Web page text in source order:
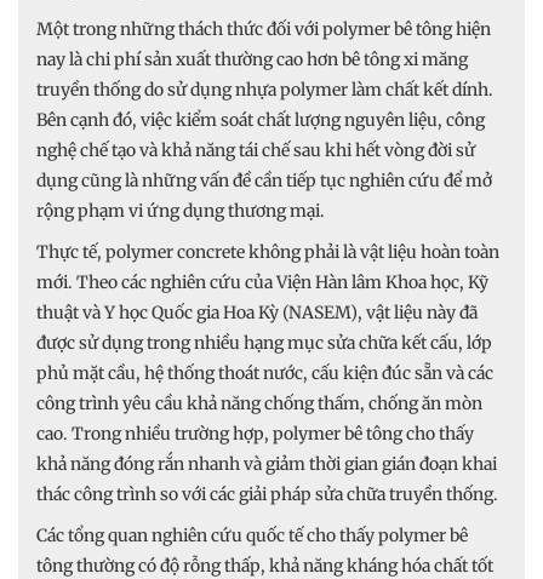
Một trong những thách thức đối với polymer bê tông hiện
nay là chi phí sản xuất thường cao hơn bê tông xi măng
truyền thống do sử dụng nhựa polymer làm chất kết dính.
Bên cạnh đó, việc kiểm soát chất lượng nguyên liệu, công
nghệ chế tạo và khả năng tái chế sau khi hết vòng đời sử
dụng cũng là những vấn đề cần tiếp tục nghiên cứu để mở
rộng phạm vi ứng dụng thương mại.
Thực tế, polymer concrete không phải là vật liệu hoàn toàn
mới. Theo các nghiên cứu của Viện Hàn lâm Khoa học, Kỹ
thuật và Y học Quốc gia Hoa Kỳ (NASEM), vật liệu này đã
được sử dụng trong nhiều hạng mục sửa chữa kết cấu, lớp
phủ mặt cầu, hệ thống thoát nước, cấu kiện đúc sẵn và các
công trình yêu cầu khả năng chống thấm, chống ăn mòn
cao. Trong nhiều trường hợp, polymer bê tông cho thấy
khả năng đóng rắn nhanh và giảm thời gian gián đoạn khai
thác công trình so với các giải pháp sửa chữa truyền thống.
Các tổng quan nghiên cứu quốc tế cho thấy polymer bê
tông thường có độ rỗng thấp, khả năng kháng hóa chất tốt